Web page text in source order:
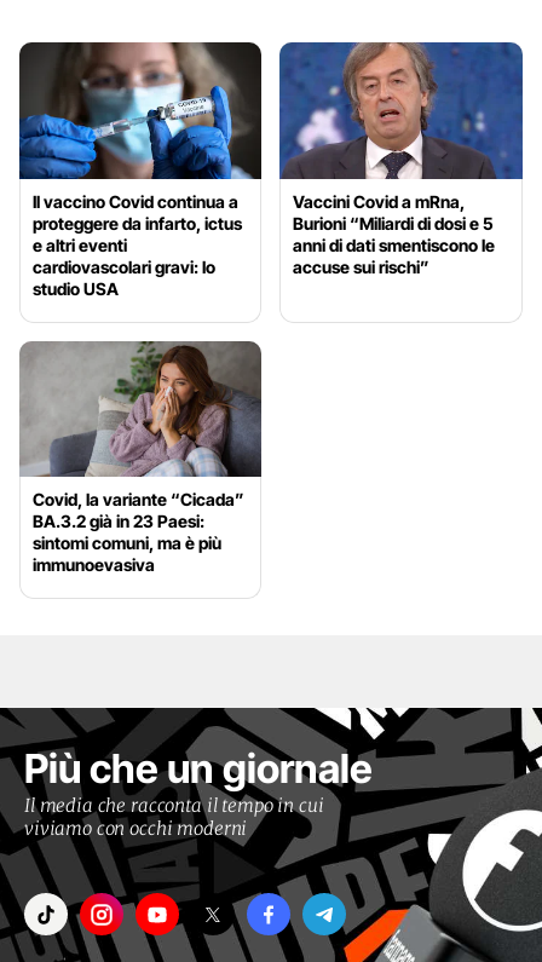
Il vaccino Covid continua a
proteggere da infarto, ictus
e altri eventi
cardiovascolari gravi: lo
studio USA
Vaccini Covid a mRna,
Burioni “Miliardi di dosi e 5
anni di dati smentiscono le
accuse sui rischi”
Covid, la variante “Cicada”
BA.3.2 già in 23 Paesi:
sintomi comuni, ma è più
immunoevasiva
Più che un giornale
Il media che racconta il tempo in cui
viviamo con occhi moderni